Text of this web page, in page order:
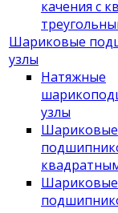
качения с
Шариковые
узлы
Натяжные
узлы
Шариковые
Шариковые